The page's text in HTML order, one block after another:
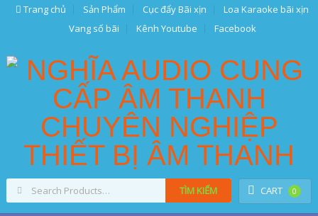
Trang chủ Sản Phẩm Cục đẩy Bãi xịn
Loa Karaoke bãi xịn
Vang số bãi
Kênh Youtube Facebook
CART 0
TÌM KIẾM